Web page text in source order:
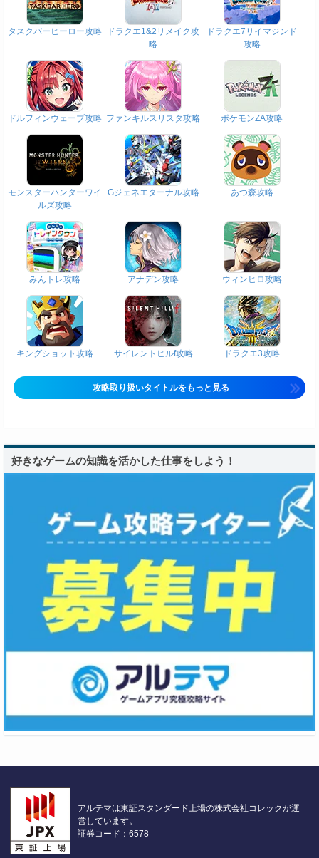
タスクバーヒーロー攻略
ドラクエ1&2リメイク攻
略
ドラクエ7リイマジンド
攻略
ドルフィンウェーブ攻略 ファンキルスリスタ攻略 ポケモンZA攻略
モンスターハンターワイ
ルズ攻略
Gジェネエターナル攻略 あつ森攻略
みんトレ攻略 アナデン攻略 ウィンヒロ攻略
キングショット攻略 サイレントヒルf攻略 ドラクエ3攻略
攻略取り扱いタイトルをもっと見る
好きなゲームの知識を活かした仕事をしよう！
アルテマは東証スタンダード上場の株式会社コレックが運
営しています。
証券コード：6578